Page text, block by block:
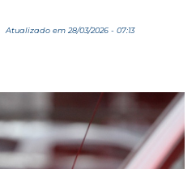
Atualizado em 28/03/2026 - 07:13